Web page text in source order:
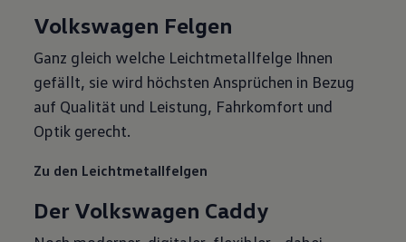
Volkswagen Felgen
Ganz gleich welche Leichtmetallfelge Ihnen
gefällt, sie wird höchsten Ansprüchen in Bezug
auf Qualität und Leistung, Fahrkomfort und
Optik gerecht.
Zu den Leichtmetallfelgen
Der Volkswagen Caddy